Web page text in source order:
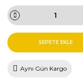
SEPETE EKLE
Aynı Gün Kargo